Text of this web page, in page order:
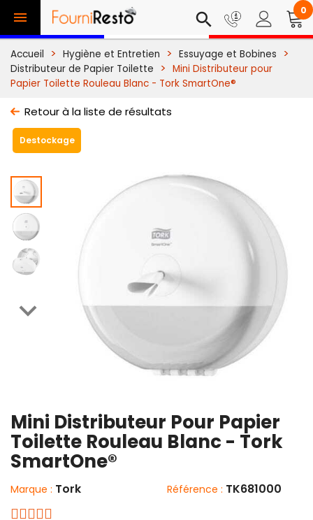
 search 0
Accueil Hygiène et Entretien
Essuyage et Bobines
Distributeur de Papier Toilette
Mini Distributeur pour
Papier Toilette Rouleau Blanc - Tork SmartOne®
Retour à la liste de résultats
Destockage

Mini Distributeur Pour Papier
Toilette Rouleau Blanc - Tork
SmartOne®
Marque : Tork Référence : TK681000